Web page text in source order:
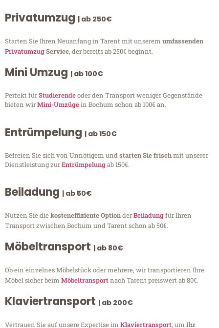
Privatumzug | ab 250€
Starten Sie Ihren Neuanfang in Tarent mit unserem umfassenden
PrivatumzugService, der bereits ab 250€ beginnt.
Mini Umzug | ab 100€
Perfekt fürStudierendeoder den Transport weniger Gegenstände
bieten wirMini-Umzügein Bochum schon ab 100€ an.
Entrümpelung | ab 150€
Befreien Sie sich von Unnötigem undstarten Sie frischmit unserer
Dienstleistung zurEntrümpelungab 150€.
Beiladung | ab 50€
Nutzen Sie diekosteneffiziente OptionderBeiladungfür Ihren
Transport zwischen Bochum und Tarent schon ab 50€.
Möbeltransport | ab 80€
Ob ein einzelnes Möbelstück oder mehrere, wir transportieren Ihre
Möbel sicher beim Möbeltransportnach Tarent preiswert ab 80€.
Klaviertransport | ab 200€
Vertrauen Sie auf unsere Expertise im Klaviertransport, um Ihr